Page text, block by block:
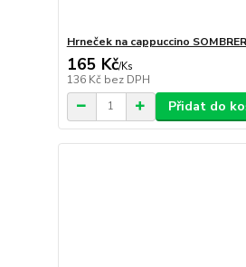
Hrneček na cappuccino
165 Kč/Ks
136 Kč bez DPH
Přidat do